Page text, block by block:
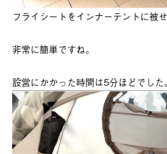
フライシートをインナーテントに被
非常に簡単ですね。
設営にかかった時間は5分ほどでした。